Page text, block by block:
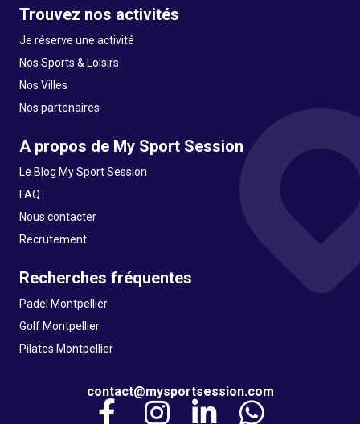
Trouvez nos activités
Je réserve une activité
Nos Sports & Loisirs
Nos Villes
Nos partenaires
A propos de My Sport Session
Le Blog My Sport Session
FAQ
Nous contacter
Recrutement
Recherches fréquentes
Padel Montpellier
Golf Montpellier
Pilates Montpellier
contact@mysportsession.com